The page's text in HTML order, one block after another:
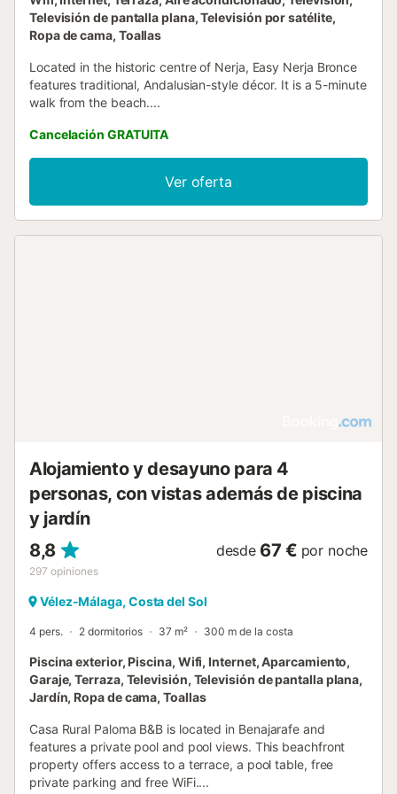
Televisión de pantalla plana, Televisión por satélite,
Ropa de cama, Toallas
Located in the historic centre of Nerja, Easy Nerja Bronce
features traditional, Andalusian-style décor. It is a 5-minute
walk from the beach....
Cancelación GRATUITA
Ver oferta
Alojamiento y desayuno para 4
personas, con vistas además de piscina
y jardín
8,8
297 opiniones
desde 67 € por noche
Vélez-Málaga, Costa del Sol
4 pers. 2 dormitorios 37 m² 300 m de la costa
Piscina exterior, Piscina, Wifi, Internet, Aparcamiento,
Garaje, Terraza, Televisión, Televisión de pantalla plana,
Jardín, Ropa de cama, Toallas
Casa Rural Paloma B&B is located in Benajarafe and
features a private pool and pool views. This beachfront
property offers access to a terrace, a pool table, free
private parking and free WiFi....